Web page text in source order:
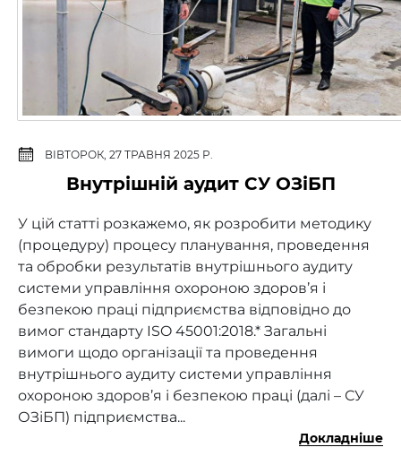
ВІВТОРОК, 27 ТРАВНЯ 2025 Р.
Внутрішній аудит СУ ОЗіБП
У цій статті розкажемо, як розробити методику
(процедуру) процесу планування, проведення
та обробки результатів внутрішнього аудиту
системи управління охороною здоров’я і
безпекою праці підприємства відповідно до
вимог стандарту ISO 45001:2018.* Загальні
вимоги щодо організації та проведення
внутрішнього аудиту системи управління
охороною здоров’я і безпекою праці (далі – СУ
ОЗіБП) підприємства...
Докладніше